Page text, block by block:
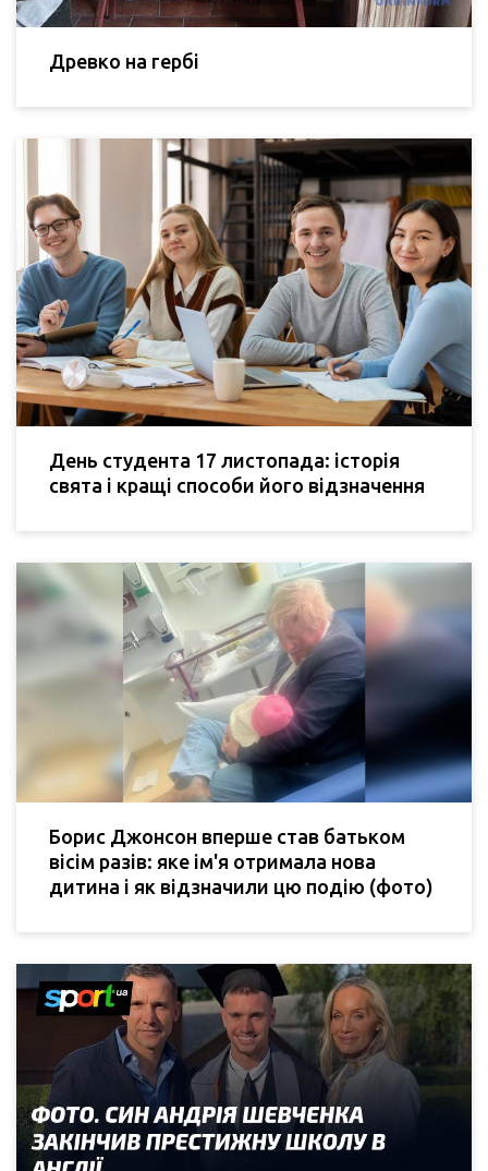
Древко на гербі
День студента 17 листопада: історія
свята і кращі способи його відзначення
Борис Джонсон вперше став батьком
вісім разів: яке ім'я отримала нова
дитина і як відзначили цю подію (фото)